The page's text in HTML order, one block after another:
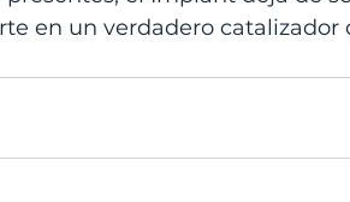
en un verdadero catalizador